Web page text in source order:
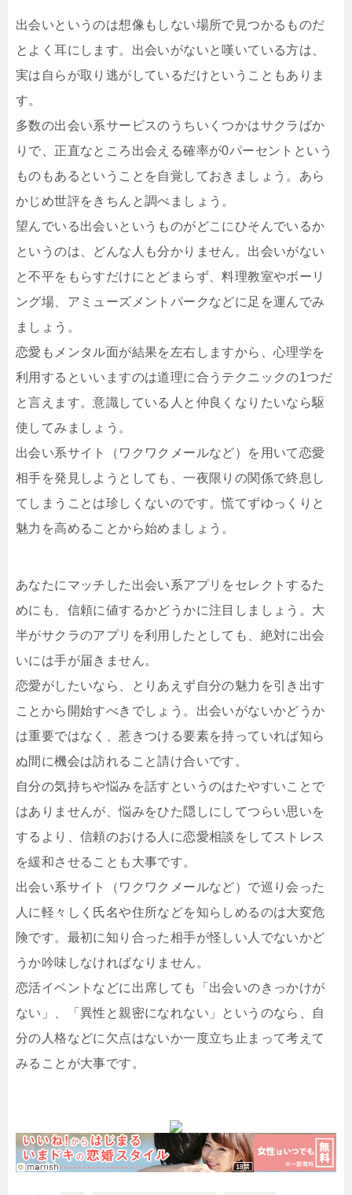
出会いというのは想像もしない場所で見つかるものだ
とよく耳にします。出会いがないと嘆いている方は、
実は自らが取り逃がしているだけということもありま
す。
多数の出会い系サービスのうちいくつかはサクラばか
りで、正直なところ出会える確率が0パーセントという
ものもあるということを自覚しておきましょう。あら
かじめ世評をきちんと調べましょう。
望んでいる出会いというものがどこにひそんでいるか
というのは、どんな人も分かりません。出会いがない
と不平をもらすだけにとどまらず、料理教室やボーリ
ング場、アミューズメントパークなどに足を運んでみ
ましょう。
恋愛もメンタル面が結果を左右しますから、心理学を
利用するといいますのは道理に合うテクニックの1つだ
と言えます。意識している人と仲良くなりたいなら駆
使してみましょう。
出会い系サイト（ワクワクメールなど）を用いて恋愛
相手を発見しようとしても、一夜限りの関係で終息し
てしまうことは珍しくないのです。慌てずゆっくりと
魅力を高めることから始めましょう。
あなたにマッチした出会い系アプリをセレクトするた
めにも、信頼に値するかどうかに注目しましょう。大
半がサクラのアプリを利用したとしても、絶対に出会
いには手が届きません。
恋愛がしたいなら、とりあえず自分の魅力を引き出す
ことから開始すべきでしょう。出会いがないかどうか
は重要ではなく、惹きつける要素を持っていれば知ら
ぬ間に機会は訪れること請け合いです。
自分の気持ちや悩みを話すというのはたやすいことで
はありませんが、悩みをひた隠しにしてつらい思いを
するより、信頼のおける人に恋愛相談をしてストレス
を緩和させることも大事です。
出会い系サイト（ワクワクメールなど）で巡り会った
人に軽々しく氏名や住所などを知らしめるのは大変危
険です。最初に知り合った相手が怪しい人でないかど
うか吟味しなければなりません。
恋活イベントなどに出席しても「出会いのきっかけが
ない」、「異性と親密になれない」というのなら、自
分の人格などに欠点はないか一度立ち止まって考えて
みることが大事です。